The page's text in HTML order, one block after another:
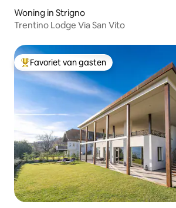
Woning in Strigno
Trentino Lodge Via San Vito
Topfavoriet van gasten
Favoriet van gasten